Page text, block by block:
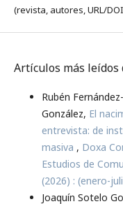
(revista, autores, URL/
Artículos más
Rubén
González, El
entrevista: de
masiva , Doxa
Estudios de
(2026) : (enero-
Joaquín Sotelo